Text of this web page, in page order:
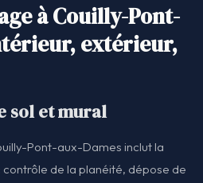
à Couilly-Pont-
extérieur,
sol et mural
Pont-aux-Dames inclut la
de la planéité, dépose de